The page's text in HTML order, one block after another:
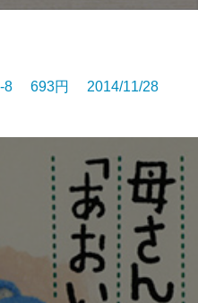
8 693円 2014/11/28